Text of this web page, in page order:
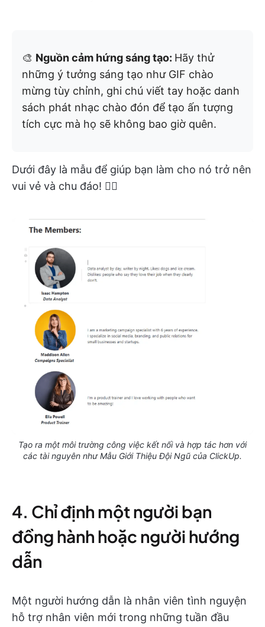
🎨 Nguồn cảm hứng sáng tạo: Hãy thử
những ý tưởng sáng tạo như GIF chào
mừng tùy chỉnh, ghi chú viết tay hoặc danh
sách phát nhạc chào đón để tạo ấn tượng
tích cực mà họ sẽ không bao giờ quên.
Dưới đây là mẫu để giúp bạn làm cho nó trở nên
vui vẻ và chu đáo! 👇🏼
Tạo ra một môi trường công việc kết nối và hợp tác hơn với
các tài nguyên như Mẫu Giới Thiệu Đội Ngũ của ClickUp.
4. Chỉ định một người bạn
đồng hành hoặc người hướng
dẫn
Một người hướng dẫn là nhân viên tình nguyện
hỗ trợ nhân viên mới trong những tuần đầu